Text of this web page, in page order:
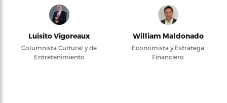
Luisito Vigoreaux
Columnista Cultural y de
Entretenimiento
William Maldonado
Economista y Estratega
Financiero